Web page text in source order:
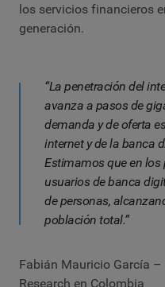
los servicios financieros
generación.
“La penetración del
avanza a pasos de
demanda y de oferta
internet y de la banca
Estimamos que en
usuarios de banca
de personas,
población total.”
Fabián Mauricio García –
Research en Colombia